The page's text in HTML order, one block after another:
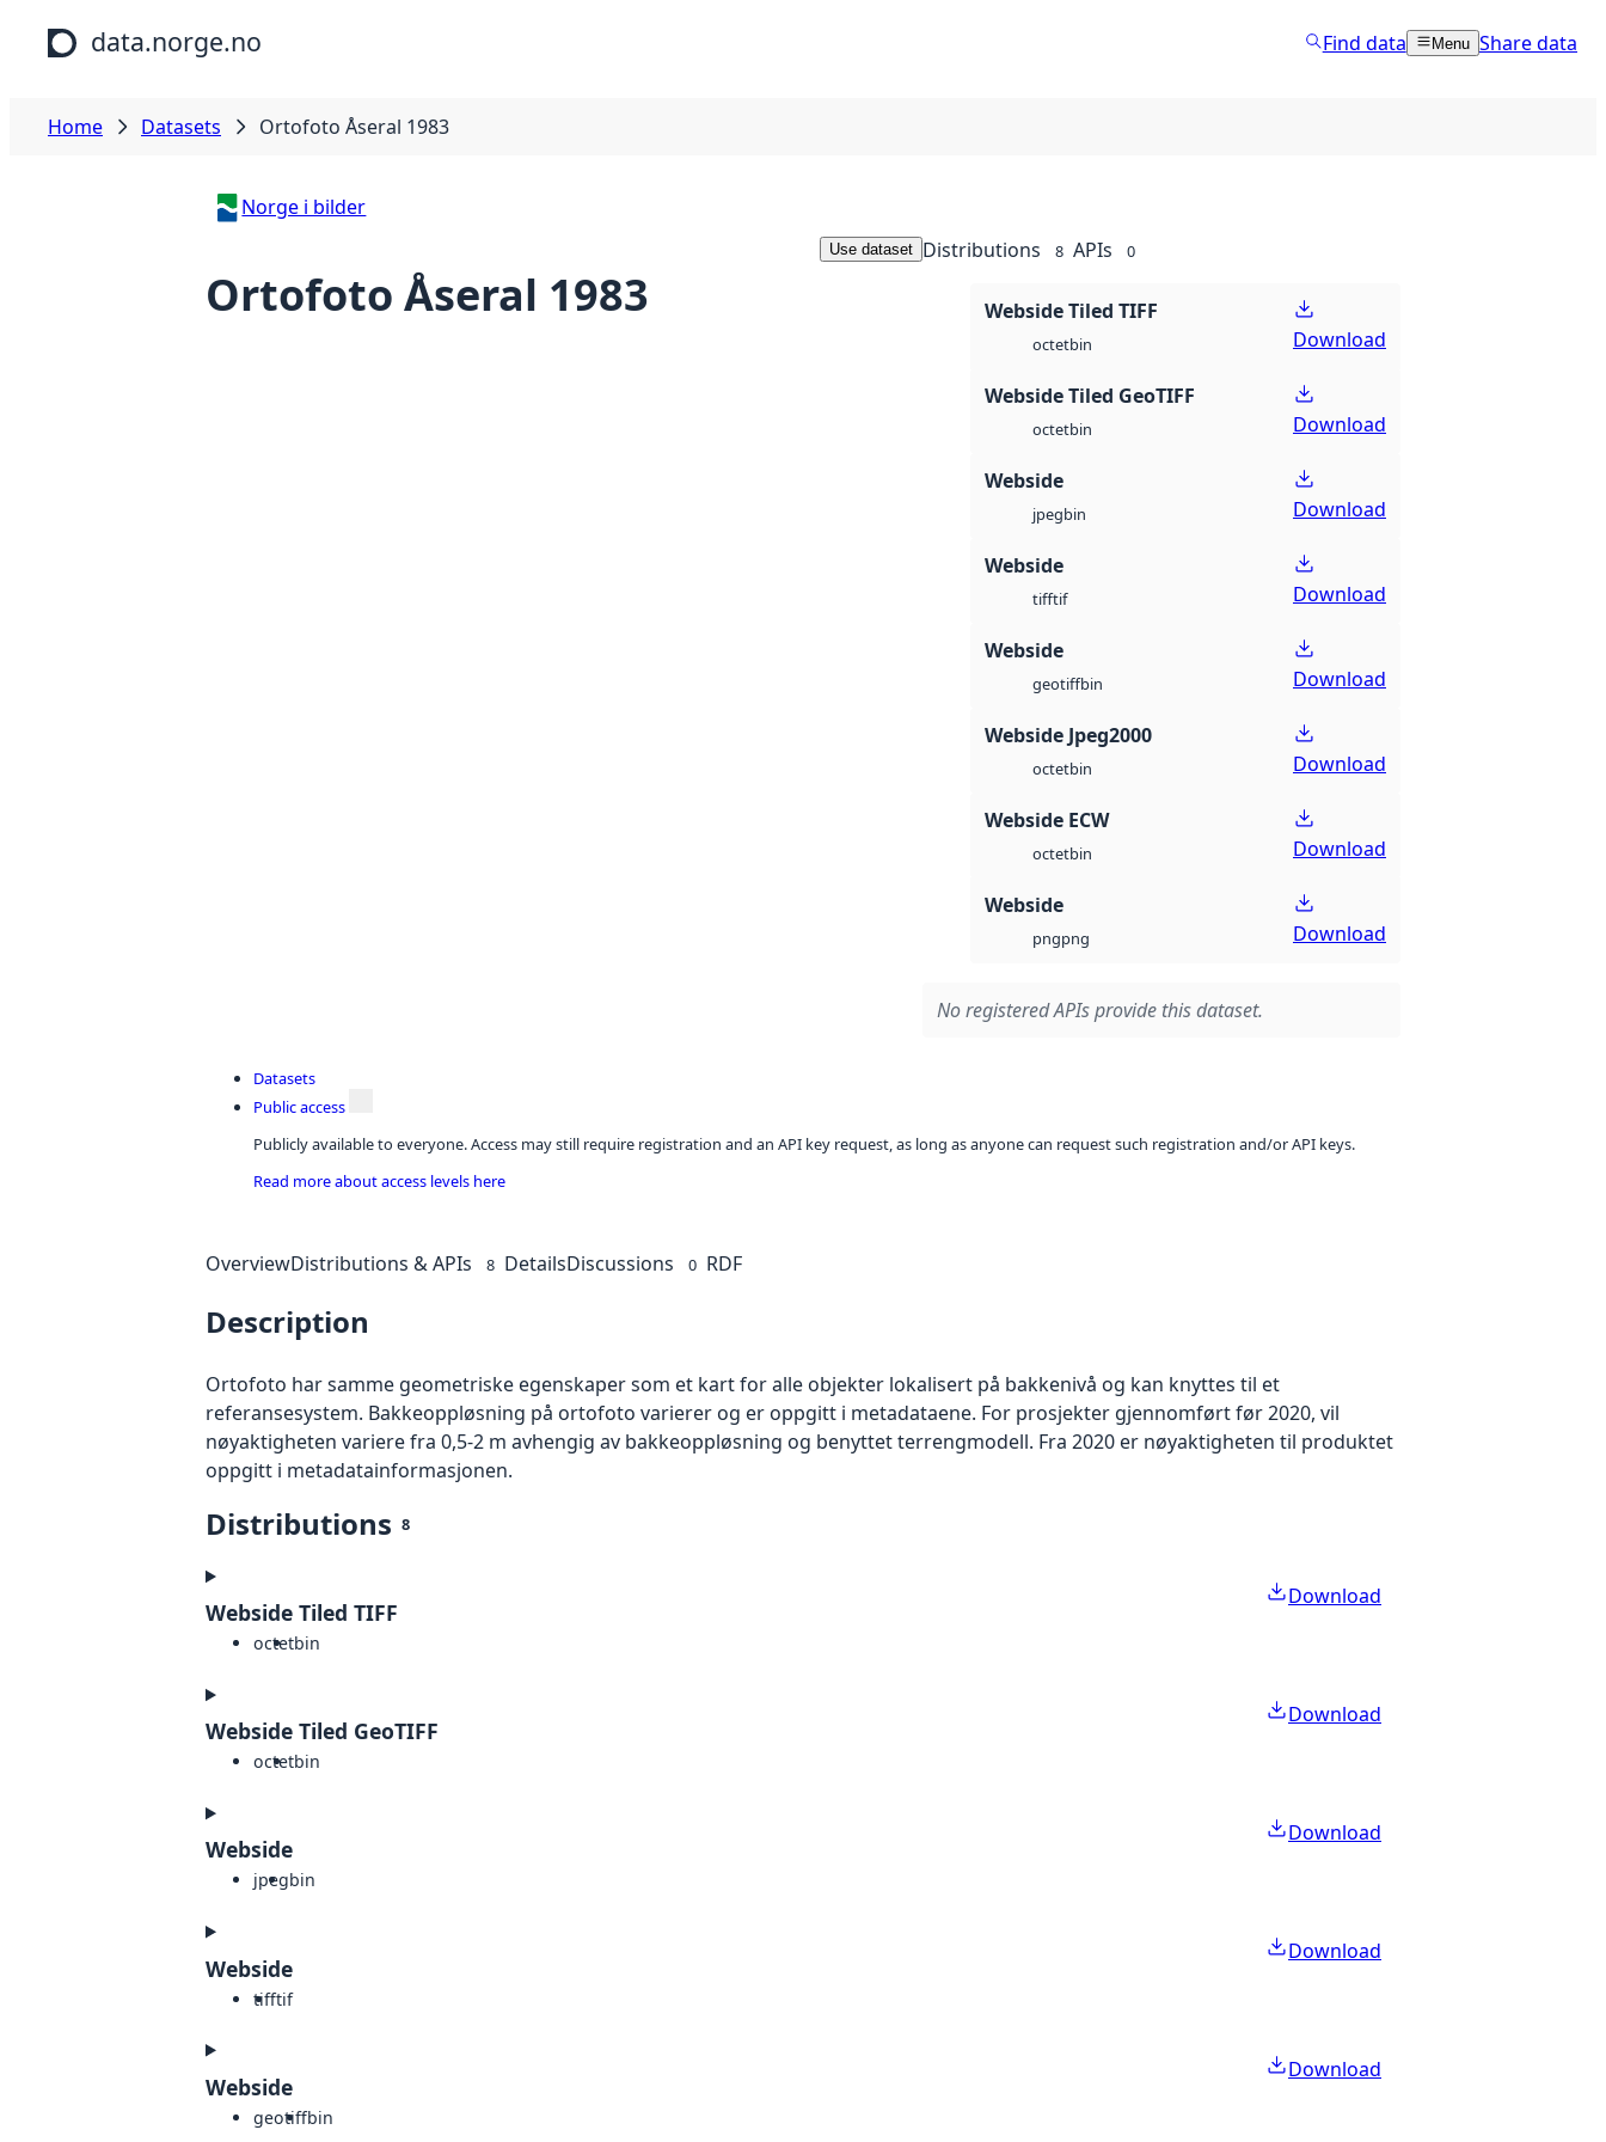
Skip to main content
data.norge.no Find data Menu Share data
Home Datasets Ortofoto Åseral 1983
Norge i bilder
Ortofoto Åseral 1983
Use dataset Distributions 8 APIs 0
Webside Tiled TIFF
octetbin Download
Webside Tiled GeoTIFF
octetbin Download
Webside
jpegbin Download
Webside
tifftif Download
Webside
geotiffbin Download
Webside Jpeg2000
octetbin Download
Webside ECW
octetbin Download
Webside
pngpng Download
No registered APIs provide this dataset.
Datasets
Public access
Publicly available to everyone. Access may still require registration and an API key request, as long as anyone can request such registration and/or API keys.
Read more about access levels here
OverviewDistributions & APIs 8 DetailsDiscussions 0 RDF
Description
Ortofoto har samme geometriske egenskaper som et kart for alle objekter lokalisert på bakkenivå og kan knyttes til et
referansesystem. Bakkeoppløsning på ortofoto varierer og er oppgitt i metadataene. For prosjekter gjennomført før 2020, vil
nøyaktigheten variere fra 0,5-2 m avhengig av bakkeoppløsning og benyttet terrengmodell. Fra 2020 er nøyaktigheten til produktet
oppgitt i metadatainformasjonen.
Distributions 8
Webside Tiled TIFF
octetbin
Download
Webside Tiled GeoTIFF
octetbin
Download
Webside
jpegbin
Download
Webside
tifftif
Download
Webside
geotiffbin
Download